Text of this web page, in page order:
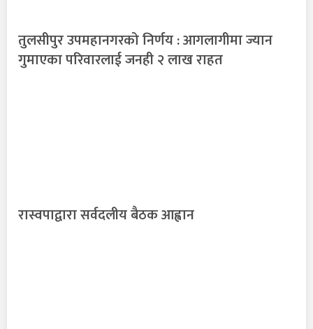
तुलसीपुर उपमहानगरको निर्णय : आगलागीमा ज्यान
गुमाएका परिवारलाई जनही २ लाख राहत
रास्वपाद्वारा सर्वदलीय बैठक आह्वान